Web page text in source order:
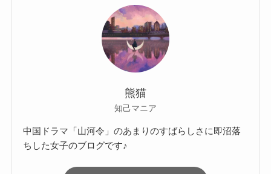
熊猫
知己マニア
中国ドラマ「山河令」のあまりのすばらしさに即沼落
ちした女子のブログです♪